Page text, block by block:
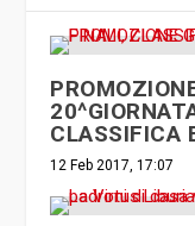
CLASSIFICA
12 Feb 2017, 17:07